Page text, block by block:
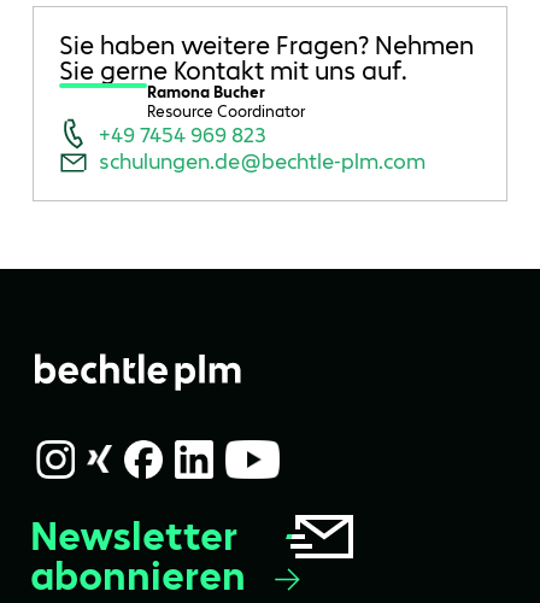
Sie haben weitere Fragen? Nehmen
Sie gerne Kontakt mit uns auf.
Ramona Bucher
Resource Coordinator
+49 7454 969 823
schulungen.de@bechtle-plm.com
Newsletter
abonnieren